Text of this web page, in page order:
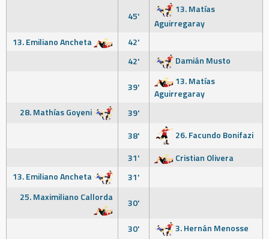
45'
13. Matías
Aguirregaray
13. Emiliano Ancheta
42'
42'
Damián Musto
39'
13. Matías
Aguirregaray
28. Mathías Goyeni
39'
38'
26. Facundo Bonifazi
31'
Cristian Olivera
13. Emiliano Ancheta
31'
25. Maximiliano Callorda
30'
30'
3. Hernán Menosse